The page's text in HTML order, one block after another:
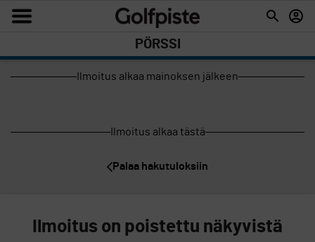
PÖRSSI
Ilmoitus alkaa mainoksen jälkeen
Ilmoitus alkaa tästä
Palaa hakutuloksiin
Ilmoitus on poistettu näkyvistä